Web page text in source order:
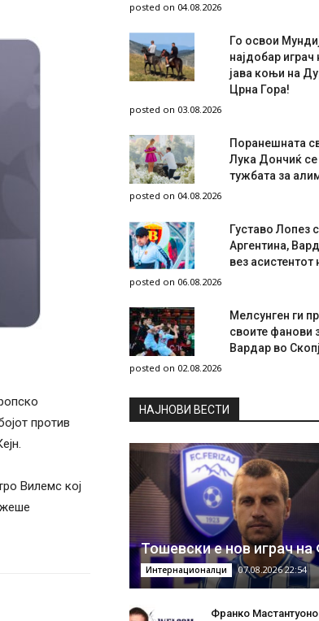
против
Вилемс кој
posted on 04.08.2026
Го освои
најдобар играч
јава коњи на
Црна Гора!
posted on 03.08.2026
Поранешната
Лука Дончиќ
тужбата за
posted on 04.08.2026
Густаво Лопез
Аргентина,
вез асистентот
posted on 06.08.2026
Мелсунген ги
своите фанови
Вардар во
posted on 02.08.2026
НAЈНОВИ ВЕСТИ
Тошевски е нов играч на
Интернационалци 07.08.2026 22:54
Франко